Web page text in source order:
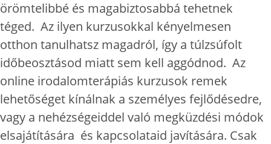
örömtelibbé és magabiztosabbá tehetnek
téged. Az ilyen kurzusokkal kényelmesen
otthon tanulhatsz magadról, így a túlzsúfolt
időbeosztásod miatt sem kell aggódnod. Az
online irodalomterápiás kurzusok remek
lehetőséget kínálnak a személyes fejlődésedre,
vagy a nehézségeiddel való megküzdési módok
elsajátítására és kapcsolataid javítására. Csak